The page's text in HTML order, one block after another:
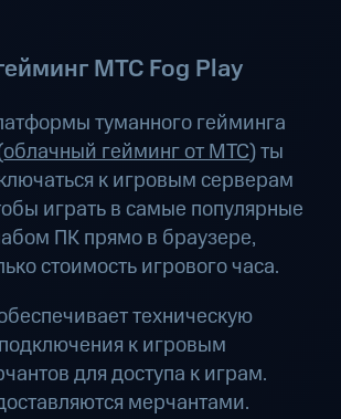
МТС Fog Play
туманного гейминга
облачный гейминг от МТС) ты
к игровым серверам
играть в самые популярные
ПК прямо в браузере,
стоимость игрового часа.
техническую
к игровым
для доступа к играм.
мерчантами.